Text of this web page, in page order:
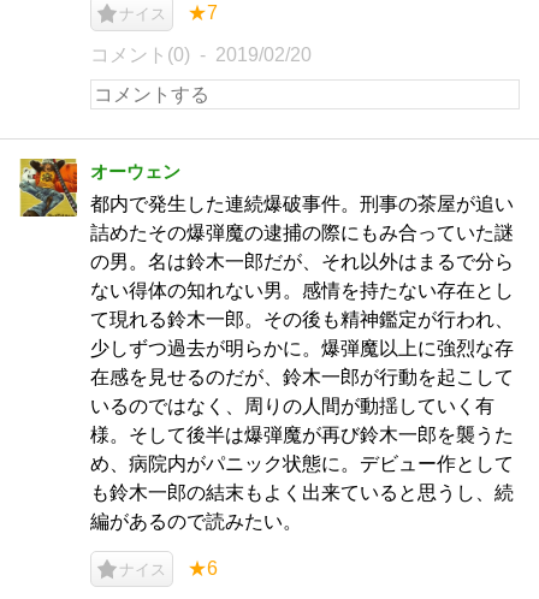
ナイス ★7
コメント(0) 2019/02/20
オーウェン
都内で発生した連続爆破事件。刑事の茶屋が追い
詰めたその爆弾魔の逮捕の際にもみ合っていた謎
の男。名は鈴木一郎だが、それ以外はまるで分ら
ない得体の知れない男。感情を持たない存在とし
て現れる鈴木一郎。その後も精神鑑定が行われ、
少しずつ過去が明らかに。爆弾魔以上に強烈な存
在感を見せるのだが、鈴木一郎が行動を起こして
いるのではなく、周りの人間が動揺していく有
様。そして後半は爆弾魔が再び鈴木一郎を襲うた
め、病院内がパニック状態に。デビュー作として
も鈴木一郎の結末もよく出来ていると思うし、続
編があるので読みたい。
ナイス ★6